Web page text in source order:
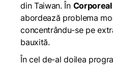
din Taiwan. În Corporeal
abordează problema
concentrându-se pe
bauxită.
În cel de-al doilea